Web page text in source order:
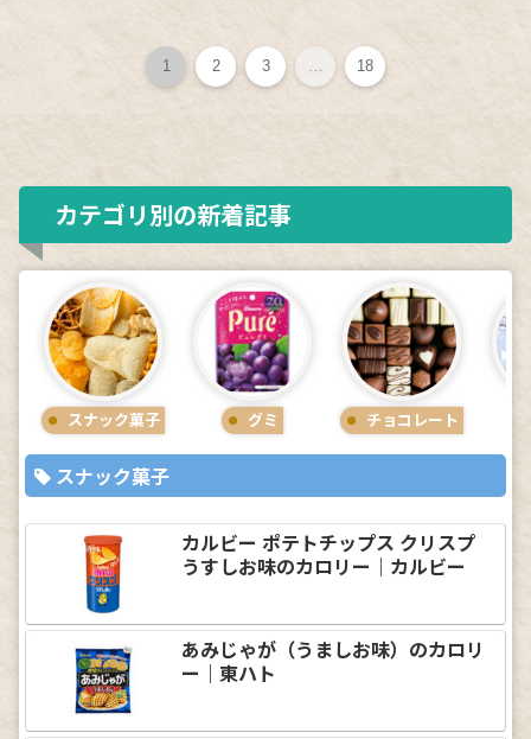
1 2 3 … 18
カテゴリ別の新着記事
スナック菓子 グミ チョコレート
スナック菓子
カルビー ポテトチップス クリスプ
うすしお味のカロリー｜カルビー
あみじゃが（うましお味）のカロリ
ー｜東ハト